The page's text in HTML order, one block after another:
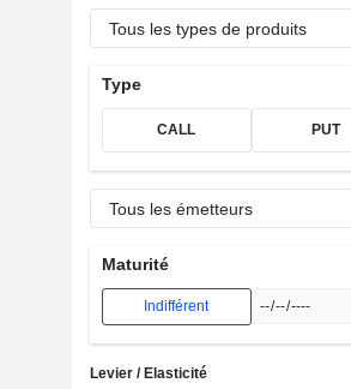
Tous les types de produits
Type
CALL PUT
Tous les émetteurs
Maturité
Indifférent
Levier / Elasticité